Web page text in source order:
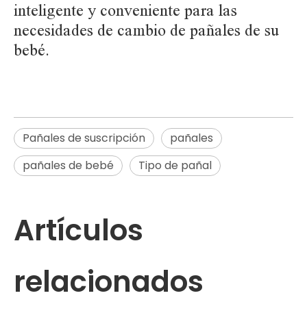
inteligente y conveniente para las
necesidades de cambio de pañales de su
bebé.
Pañales de suscripción
pañales
pañales de bebé
Tipo de pañal
Artículos
relacionados